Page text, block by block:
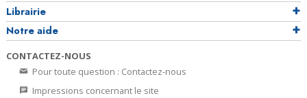
Librairie
Notre aide
CONTACTEZ-NOUS
Pour toute question : Contactez-nous
Impressions concernant le site